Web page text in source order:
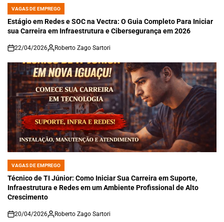
POSTED
IN
VAGAS DE EMPREGO
Estágio em Redes e SOC na Vectra: O Guia Completo Para Iniciar
sua Carreira em Infraestrutura e Cibersegurança em 2026
on
22/04/2026 Roberto Zago Sartori
POSTED
IN
VAGAS DE EMPREGO
Técnico de TI Júnior: Como Iniciar Sua Carreira em Suporte,
Infraestrutura e Redes em um Ambiente Profissional de Alto
Crescimento
on
20/04/2026 Roberto Zago Sartori